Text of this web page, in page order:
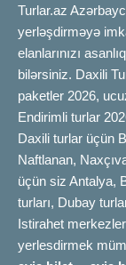
Turlar.az
yerləşdirməyə
elanlarınızı
bilərsiniz. Daxili
paketler 2026,
Endirimli turlar
Daxili turlar üçün
Naftlanan,
üçün siz Antalya,
turları, Dubay
Istirahet
yerlesdirmek